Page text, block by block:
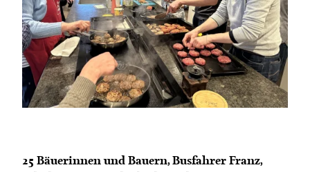
Mitgliedschaft
Landessekretariat
Bäuerliche Buffets
Hofgeschichten
25 Bäuerinnen und Bauern, Busfahrer Franz,